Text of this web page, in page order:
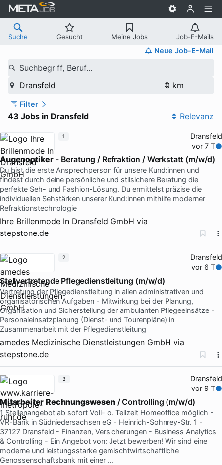
Suche Gesucht Meine Jobs Job-E-Mails
Neue Job-E-Mail
Suchbegriff, Beruf...
Dransfeld
Filter
43 Jobs in Dransfeld Relevanz
Dransfeld
vor 7 T
Augenoptiker - Beratung / Refraktion / Werkstatt (m/w/d)
Du bist die erste Ansprechperson für unsere Kund:innen und
findest durch deine persönliche und stilsichere Beratung die
perfekte Seh- und Fashion-Lösung. Du ermittelst präzise die
individuellen Sehstärken unserer Kund:innen mithilfe moderner
Refraktionstechnologie
Ihre Brillenmode In Dransfeld GmbH via
stepstone.de
1
Dransfeld
vor 6 T
Stellvertretende Pflegedienstleitung (m/w/d)
Vertretung der Pflegedienstleitung in allen administrativen und
organisatorischen Aufgaben - Mitwirkung bei der Planung,
Organisation und Sicherstellung der ambulanten Pflegeeinsätze -
Personaleinsatzplanung (Dienst- und Tourenpläne) in
Zusammenarbeit mit der Pflegedienstleitung
amedes Medizinische Dienstleistungen GmbH via
stepstone.de
2
Dransfeld
vor 9 T
Mitarbeiter Rechnungswesen/ Controlling (m/w/d)
1 Stellenangebot ab sofort Voll- o. Teilzeit Homeoffice möglich -
VR-Bank in Südniedersachsen eG - Heinrich-Sohnrey-Str. 1 -
37127 Dransfeld - Finanzen, Versicherungen - Business Analytics
& Controlling - Ein Angebot von: Jetzt bewerben! Wir sind eine
moderne und leistungsstarke gemischtwirtschaftliche
Genossenschaftsbank mit einer …
3